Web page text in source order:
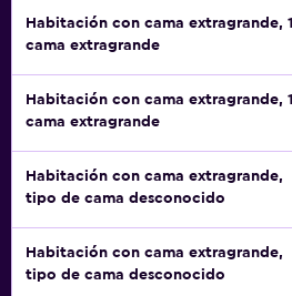
Habitación con cama extragrande, 1
cama extragrande
Habitación con cama extragrande, 1
cama extragrande
Habitación con cama extragrande,
tipo de cama desconocido
Habitación con cama extragrande,
tipo de cama desconocido